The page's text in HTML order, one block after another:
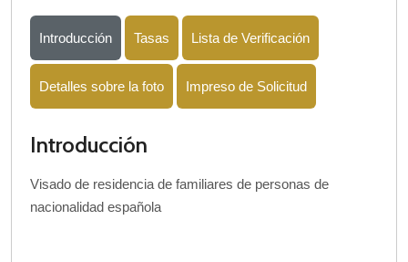
Introducción Tasas Lista de Verificación
Detalles sobre la foto Impreso de Solicitud
Introducción
Visado de residencia de familiares de personas de
nacionalidad española